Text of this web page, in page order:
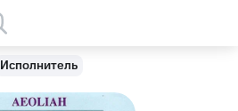
Исполнитель